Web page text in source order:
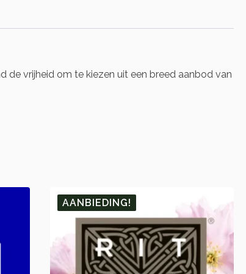
de vrijheid om te kiezen uit een breed aanbod van
AANBIEDING!